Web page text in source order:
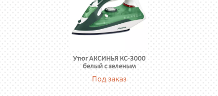
Утюг АКСИНЬЯ КС-3000
белый с зеленым
Под заказ